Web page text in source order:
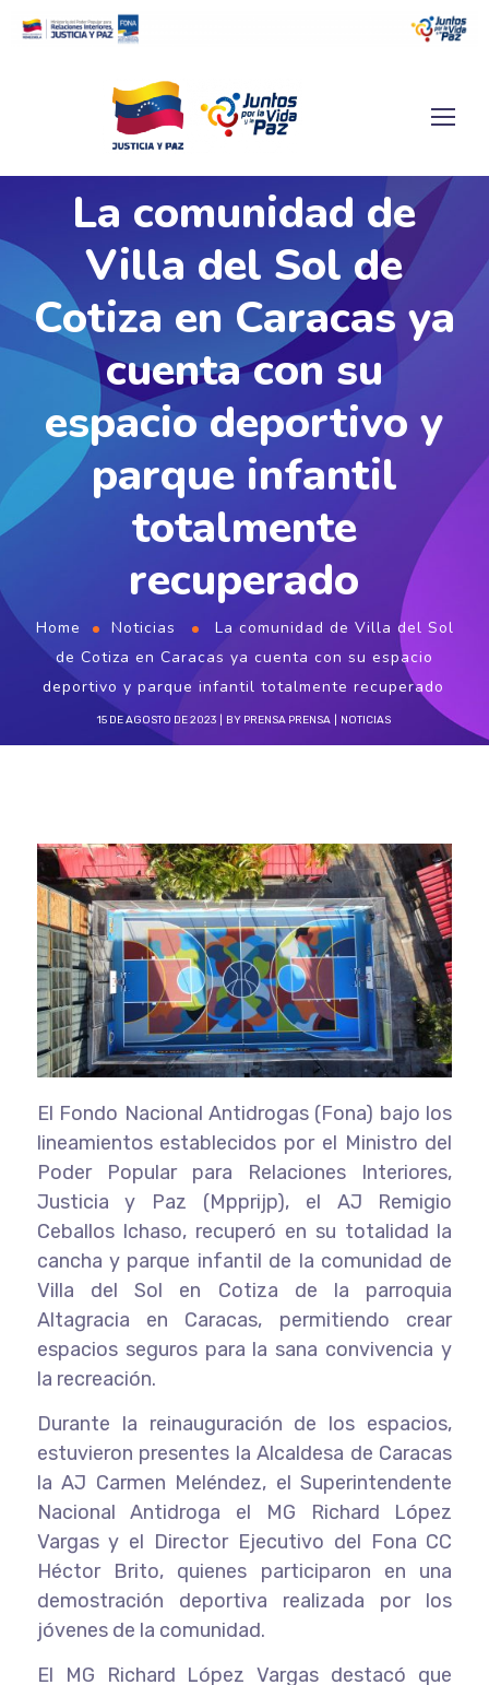
La comunidad de
Villa del Sol de
Cotiza en Caracas ya
cuenta con su
espacio deportivo y
parque infantil
totalmente
recuperado
Home Noticias
La comunidad de Villa del Sol
de Cotiza en Caracas ya cuenta con su espacio
deportivo y parque infantil totalmente recuperado
15 DE AGOSTO DE 2023 BY PRENSA PRENSA NOTICIAS
El Fondo Nacional Antidrogas (Fona) bajo los
lineamientos establecidos por el Ministro del
Poder Popular para Relaciones Interiores,
Justicia y Paz (Mpprijp), el AJ Remigio
Ceballos Ichaso, recuperó en su totalidad la
cancha y parque infantil de la comunidad de
Villa del Sol en Cotiza de la parroquia
Altagracia en Caracas, permitiendo crear
espacios seguros para la sana convivencia y
la recreación.
Durante la reinauguración de los espacios,
estuvieron presentes la Alcaldesa de Caracas
la AJ Carmen Meléndez, el Superintendente
Nacional Antidroga el MG Richard López
Vargas y el Director Ejecutivo del Fona CC
Héctor Brito, quienes participaron en una
demostración deportiva realizada por los
jóvenes de la comunidad.
El MG Richard López Vargas destacó que